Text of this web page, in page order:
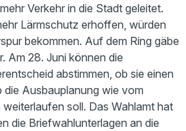
Verkehr in die Stadt geleitet.
Lärmschutz erhoffen, würden
bekommen. Auf dem Ring gäbe
Am 28. Juni können die
abstimmen, ob sie einen
Ausbauplanung wie vom
soll. Das Wahlamt hat
die Briefwahlunterlagen an die